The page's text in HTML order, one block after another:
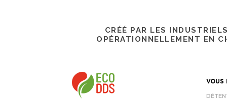
CRÉÉ PAR LES
OPÉRATIONNELLEMENT EN
VOUS